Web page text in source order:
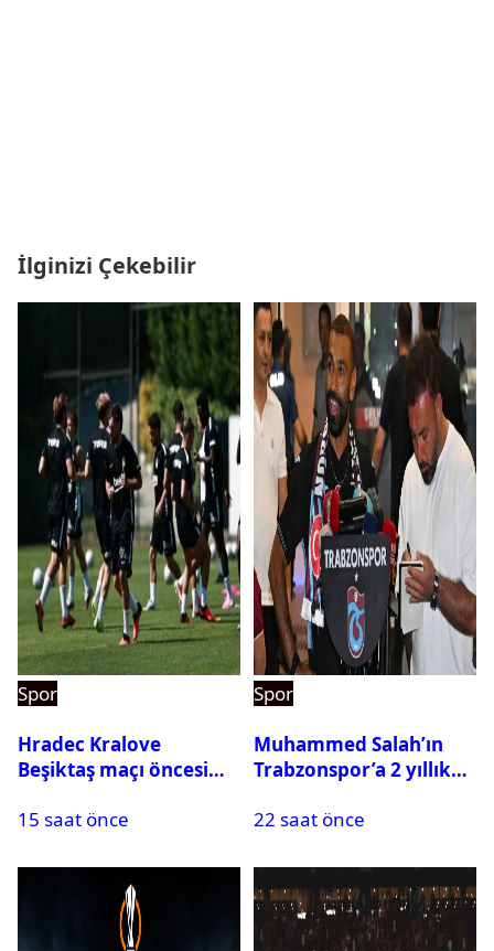
İlginizi Çekebilir
Spor
Hradec Kralove
Beşiktaş maçı öncesi
Siyah-Beyazlıların 11’i
15 saat önce
Spor
Muhammed Salah’ın
Trabzonspor’a 2 yıllık
22 saat önce